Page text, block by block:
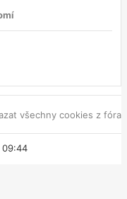
všechny cookies z fóra
09:44